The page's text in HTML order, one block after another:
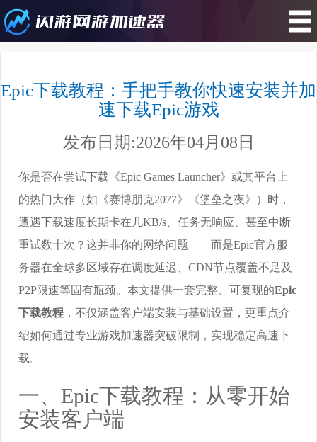
教程：手把手教你快速安装并加速下
载Epic游戏
Epic下载教程：手把手教你快速安装并加
速下载Epic游戏
发布日期:2026年04月08日
你是否在尝试下载《Epic Games Launcher》或其平台上
的热门大作（如《赛博朋克2077》《堡垒之夜》）时，
遭遇下载速度长期卡在几KB/s、任务无响应、甚至中断
重试数十次？这并非你的网络问题——而是Epic官方服
务器在全球多区域存在调度延迟、CDN节点覆盖不足及
P2P限速等固有瓶颈。本文提供一套完整、可复现的Epic
下载教程 ，不仅涵盖客户端安装与基础设置，更重点介
绍如何通过专业游戏加速器突破限制，实现稳定高速下
载。
一、Epic下载教程：从零开始
安装客户端